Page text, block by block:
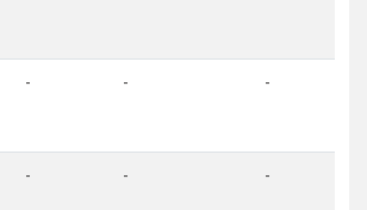
- - -
- - -